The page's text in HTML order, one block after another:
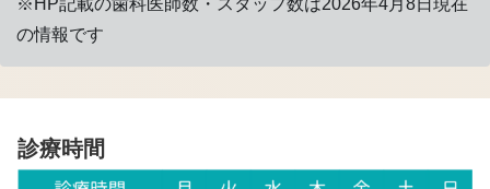
※HP記載の歯科医師数・スタッフ数は2026年4月8日現在
の情報です
診療時間